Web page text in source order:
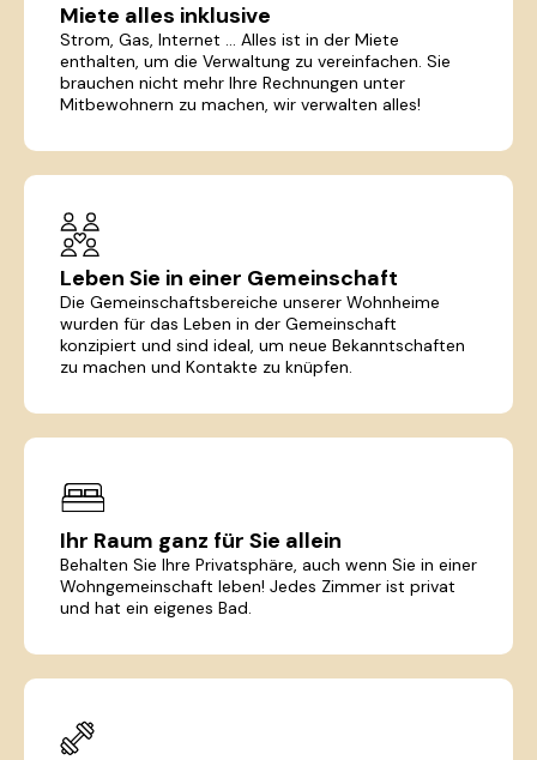
Miete alles inklusive
Strom, Gas, Internet ... Alles ist in der Miete
enthalten, um die Verwaltung zu vereinfachen. Sie
brauchen nicht mehr Ihre Rechnungen unter
Mitbewohnern zu machen, wir verwalten alles!
Leben Sie in einer Gemeinschaft
Die Gemeinschaftsbereiche unserer Wohnheime
wurden für das Leben in der Gemeinschaft
konzipiert und sind ideal, um neue Bekanntschaften
zu machen und Kontakte zu knüpfen.
Ihr Raum ganz für Sie allein
Behalten Sie Ihre Privatsphäre, auch wenn Sie in einer
Wohngemeinschaft leben! Jedes Zimmer ist privat
und hat ein eigenes Bad.